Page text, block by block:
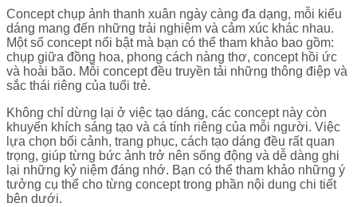
Concept chụp ảnh thanh xuân ngày càng đa dạng, mỗi kiểu
dáng mang đến những trải nghiệm và cảm xúc khác nhau.
Một số concept nổi bật mà bạn có thể tham khảo bao gồm:
chụp giữa đồng hoa, phong cách nàng thơ, concept hồi ức
và hoài bão. Mỗi concept đều truyền tải những thông điệp và
sắc thái riêng của tuổi trẻ.
Không chỉ dừng lại ở việc tạo dáng, các concept này còn
khuyến khích sáng tạo và cá tính riêng của mỗi người. Việc
lựa chọn bối cảnh, trang phục, cách tạo dáng đều rất quan
trọng, giúp từng bức ảnh trở nên sống động và dễ dàng ghi
lại những kỷ niệm đáng nhớ. Bạn có thể tham khảo những ý
tưởng cụ thể cho từng concept trong phần nội dung chi tiết
bên dưới.